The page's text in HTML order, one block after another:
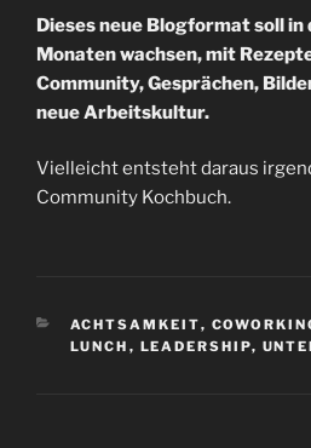
Dieses neue Blogformat soll in
Monaten wachsen, mit
Community, Gesprächen,
neue Arbeitskultur.
Vielleicht entsteht daraus
Community Kochbuch.
KATEGORIEN
ACHTSAMKEIT,
LUNCH , LEADERSHIP,